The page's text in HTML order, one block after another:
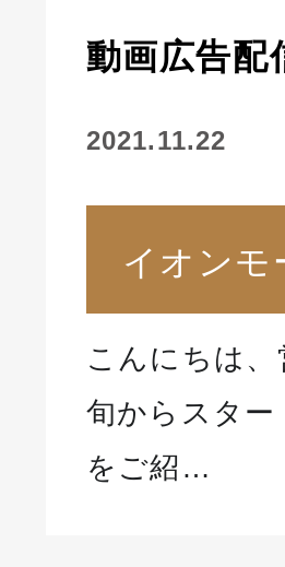
動画広告配
2021.11.22
イオンモ
こんにちは
旬からスタ
をご紹…